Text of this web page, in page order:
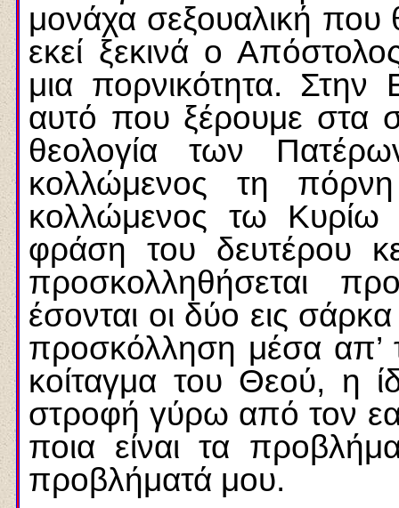
μονάχα σεξουαλική
εκεί ξεκινά ο
μια πορνικότητα. Στην
αυτό που ξέρουμε στα
θεολογία των
κολλώμενος τη
κολλώμενος τω Κυρίω
φράση του δευτέρου
προσκολληθήσεται
έσονται οι δύο εις
προσκόλληση μέσα απ’
κοίταγμα του Θεού, η
στροφή γύρω από τον
ποια είναι τα
προβλήματά μου.